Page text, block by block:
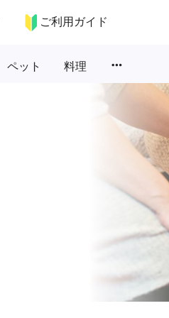
ご利用ガイド
ペット 料理 more_horiz